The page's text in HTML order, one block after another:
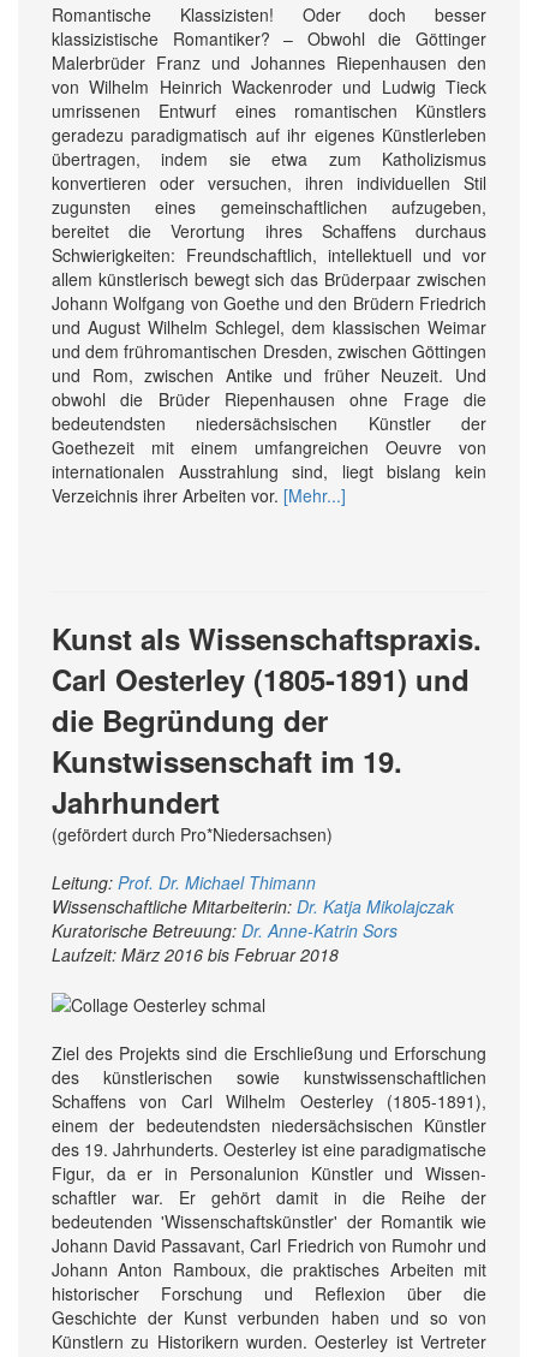
Romantische Klassizisten! Oder doch besser
klassizistische Romantiker? – Obwohl die Göttinger
Malerbrüder Franz und Johannes Riepenhausen den
von Wilhelm Heinrich Wackenroder und Ludwig Tieck
umrissenen Entwurf eines romantischen Künstlers
geradezu paradigmatisch auf ihr eigenes Künstlerleben
übertragen, indem sie etwa zum Katholizismus
konvertieren oder versuchen, ihren individuellen Stil
zugunsten eines gemeinschaftlichen aufzugeben,
bereitet die Verortung ihres Schaffens durchaus
Schwierigkeiten: Freundschaftlich, intellektuell und vor
allem künstlerisch bewegt sich das Brüderpaar zwischen
Johann Wolfgang von Goethe und den Brüdern Friedrich
und August Wilhelm Schlegel, dem klassischen Weimar
und dem frühromantischen Dresden, zwischen Göttingen
und Rom, zwischen Antike und früher Neuzeit. Und
obwohl die Brüder Riepenhausen ohne Frage die
bedeutendsten niedersächsischen Künstler der
Goethezeit mit einem umfangreichen Oeuvre von
internationalen Ausstrahlung sind, liegt bislang kein
Verzeichnis ihrer Arbeiten vor. [Mehr...]
Kunst als Wissenschaftspraxis.
Carl Oesterley (1805-1891) und
die Begründung der
Kunstwissenschaft im 19.
Jahrhundert
(gefördert durch Pro*Niedersachsen)
Leitung: Prof. Dr. Michael Thimann
Wissenschaftliche Mitarbeiterin: Dr. Katja Mikolajczak
Kuratorische Betreuung: Dr. Anne-Katrin Sors
Laufzeit: März 2016 bis Februar 2018
Ziel des Projekts sind die Er­schließung und Er­forschung
des künstlerischen sowie kunst­wissen­schaft­lichen
Schaffens von Carl Wilhelm Oesterley (1805-1891),
einem der bedeutendsten nieder­sächsischen Künstler
des 19. Jahr­hunderts. Oesterley ist eine paradig­matische
Figur, da er in Personal­union Künstler und Wissen­
schaftler war. Er gehört damit in die Reihe der
bedeutenden 'Wissenschafts­künstler' der Romantik wie
Johann David Passa­vant, Carl Friedrich von Rumohr und
Johann Anton Ram­boux, die praktisches Arbeiten mit
historischer For­schung und Reflexion über die
Geschichte der Kunst ver­bunden haben und so von
Künstlern zu Historikern wurden. Oesterley ist Ver­treter